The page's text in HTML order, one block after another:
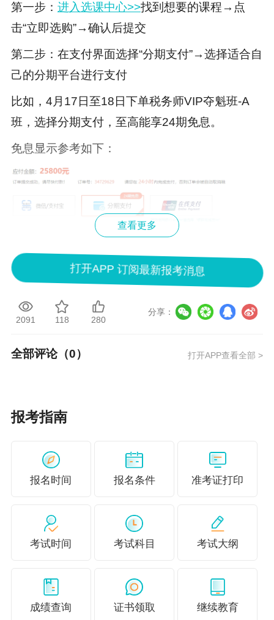
第一步： 进入选课中心>>找到想要的课程→点
击“立即选购”→确认后提交
第二步：在支付界面选择“分期支付”→选择适合自
己的分期平台进行支付
比如，4月17日至18日下单税务师VIP夺魁班-A
班，选择分期支付，至高能享24期免息。
免息显示参考如下：
①基础差，理解能力弱，学习其他老师的课学
不进去；
监督；
③自学缺少动力，想听直播课，跟老师在线互
④需要课上课下老师都能提供全面的答疑服
查看更多
打开APP 订阅最新报考消息
2091 118 280
分享：
全部评论（0） 打开APP查看全部 >
报考指南
报名时间 报名条件 准考证打印
考试时间 考试科目 考试大纲
成绩查询 证书领取 继续教育